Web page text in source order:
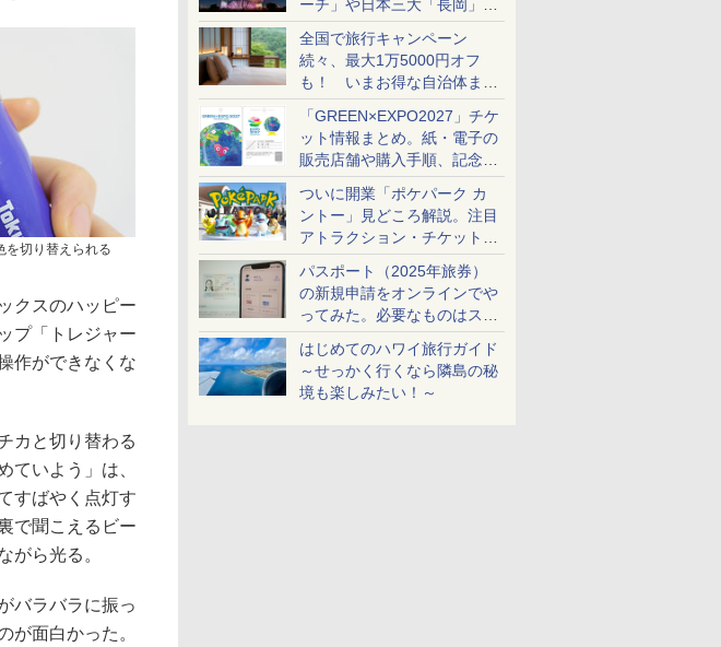
ーチ」や日本三大「長岡」な
ど大型イベント目白押し！
全国で旅行キャンペーン
続々、最大1万5000円オフ
も！ いまお得な自治体まと
め
「GREEN×EXPO2027」チケ
ット情報まとめ。紙・電子の
販売店舗や購入手順、記念チ
ケットも解説
ついに開業「ポケパーク カ
ントー」見どころ解説。注目
アトラクション・チケット手
配・来場前に必要な準備は？
パスポート（2025年旅券）
の新規申請をオンラインでや
ってみた。必要なものはスマ
ホとマイナカードのみ
はじめてのハワイ旅行ガイド
～せっかく行くなら隣島の秘
境も楽しみたい！～
を切り替えられる
クスのハッピー
プ「トレジャー
作ができなくな
カと切り替わる
ていよう」は、
すばやく点灯す
で聞こえるビー
がら光る。
バラバラに振っ
が面白かった。